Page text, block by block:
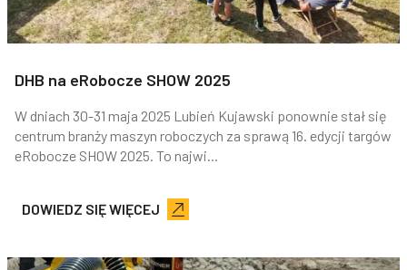
DHB na eRobocze SHOW 2025
W dniach 30-31 maja 2025 Lubień Kujawski ponownie stał się
centrum branży maszyn roboczych za sprawą 16. edycji targów
eRobocze SHOW 2025. To najwi...
DOWIEDZ SIĘ WIĘCEJ